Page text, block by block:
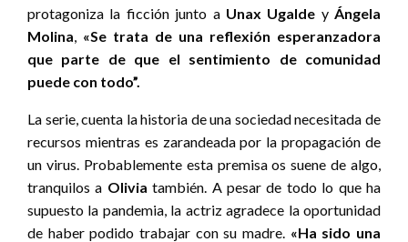
protagoniza la ficción junto a Unax Ugalde y Ángela
Molina
«Se trata de una reflexión esperanzadora
que parte de que el sentimiento de comunidad
puede con todo”.
La serie, cuenta la historia de una sociedad necesitada de
recursos mientras es zarandeada por la propagación de
un virus. Probablemente esta premisa os suene de algo,
tranquilos a Olivia también. A pesar de todo lo que ha
supuesto la pandemia, la actriz agradece la oportunidad
de haber podido trabajar con su madre. «Ha sido una